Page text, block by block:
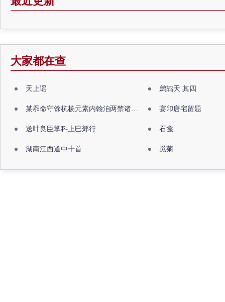
大家都在查
天上谣 鹧鸪天 其四
某忝命守馀杭杨元素内翰洎两禁诸公出祖佛寺 宴印唐宅留题
送叶良臣掌科上巳郊行 石龛
湖南江西道中十首 觅菊